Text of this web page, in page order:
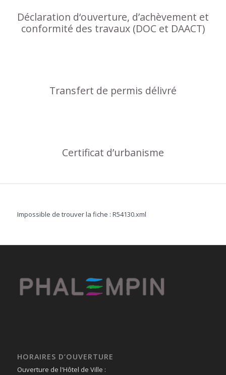
Déclaration d‘ouverture, d’achèvement et
conformité des travaux (DOC et DAACT)
Transfert de permis délivré
Certificat d’urbanisme
Impossible de trouver la fiche : R54130.xml
HORAIRES D’OUVERTURE
Ouverture de l'Hôtel de Ville :